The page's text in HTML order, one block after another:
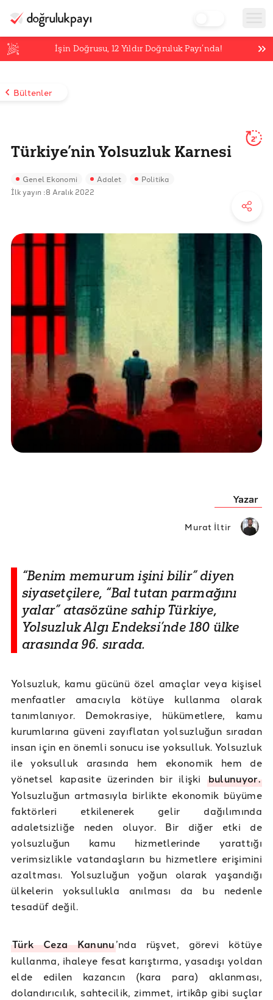
İşin Doğrusu,12 Yıldır Doğruluk Payı’nda!
Bültenler
Türkiye’nin Yolsuzluk Karnesi
2'
Genel Ekonomi Adalet Politika
İlk yayın :8 Aralık 2022
Yazar
Murat İltir
“Benim memurum işini bilir” diyen
siyasetçilere, “Bal tutan parmağını
yalar” atasözüne sahip Türkiye,
Yolsuzluk Algı Endeksi’nde 180 ülke
arasında 96. sırada.
Yolsuzluk, kamu gücünü özel amaçlar veya kişisel
menfaatler amacıyla kötüye kullanma olarak
tanımlanıyor. Demokrasiye, hükümetlere, kamu
kurumlarına güveni zayıflatan yolsuzluğun sıradan
insan için en önemli sonucu ise yoksulluk. Yolsuzluk
ile yoksulluk arasında hem ekonomik hem de
yönetsel kapasite üzerinden bir ilişki bulunuyor.
Yolsuzluğun artmasıyla birlikte ekonomik büyüme
faktörleri etkilenerek gelir dağılımında
adaletsizliğe neden oluyor. Bir diğer etki de
yolsuzluğun kamu hizmetlerinde yarattığı
verimsizlikle vatandaşların bu hizmetlere erişimini
azaltması. Yolsuzluğun yoğun olarak yaşandığı
ülkelerin yoksullukla anılması da bu nedenle
tesadüf değil.
Türk Ceza Kanunu’nda rüşvet, görevi kötüye
kullanma, ihaleye fesat karıştırma, yasadışı yoldan
elde edilen kazancın (kara para) aklanması,
dolandırıcılık, sahtecilik, zimmet, irtikâp gibi suçlar